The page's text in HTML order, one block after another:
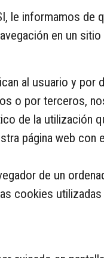
le informamos de
en un sitio
al usuario y por
o por terceros,
de la utilización
página web con
de un
cookies